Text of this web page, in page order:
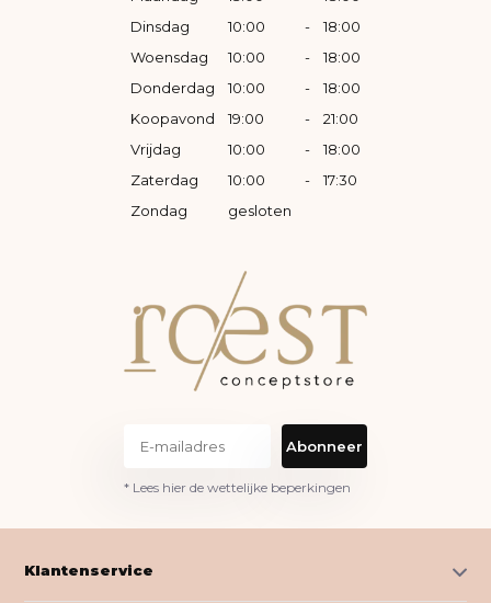
Dinsdag
10:00 -
18:00
Woensdag
10:00 -
18:00
Donderdag
10:00 -
18:00
Koopavond
19:00 -
21:00
Vrijdag
10:00 -
18:00
Zaterdag
10:00 -
17:30
Zondag
gesloten
Abonneer
* Lees hier de wettelijke beperkingen
Klantenservice